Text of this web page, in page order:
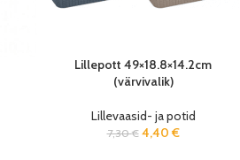
Lillepott 49×18.8×14.2cm
(värvivalik)
Lillevaasid- ja potid
7,30€ 4,40 €